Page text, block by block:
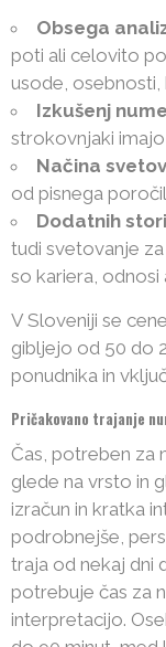
Obsega
poti ali celovito
usode,
Izkušenj
strokovnjaki
Načina
od pisnega
Dodatnih
tudi svetovanje
so kariera, odnosi
V Sloveniji se
gibljejo od 50 do
ponudnika in
Pričakovano trajanje
Čas, potreben za
glede na vrsto in
izračun in kratka
podrobnejše,
traja od nekaj dni
potrebuje čas za
interpretacijo.